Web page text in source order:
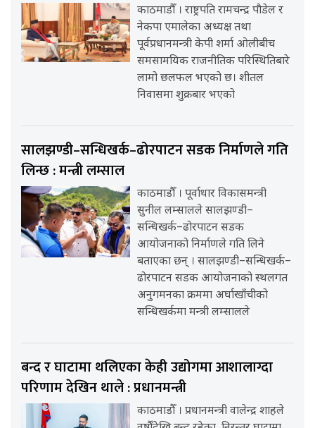
काठमाडौँ । राष्ट्रपति रामचन्द्र पौडेल र
नेकपा एमालेका अध्यक्ष तथा
पूर्वप्रधानमन्त्री केपी शर्मा ओलीबीच
समसामयिक राजनीतिक परिस्थितिबारे
लामो छलफल भएको छ। शीतल
निवासमा शुक्रबार भएको
सालझण्डी–सन्धिखर्क–ढोरपाटन सडक निर्माणले गति
लिन्छ : मन्त्री लम्साल
काठमाडौँ । पूर्वाधार विकासमन्त्री
सुनील लम्सालले सालझण्डी–
सन्धिखर्क–ढोरपाटन सडक
आयोजनाको निर्माणले गति लिने
बताएका छन् । सालझण्डी–सन्धिखर्क–
ढोरपाटन सडक आयोजनाको स्थलगत
अनुगमनका क्रममा अर्घाखाँचीको
सन्धिखर्कमा मन्त्री लम्सालले
बन्द र घाटामा थलिएका केही उद्योगमा आशालाग्दा
परिणाम देखिन थाले : प्रधानमन्त्री
काठमाडौँ । प्रधानमन्त्री वालेन्द्र शाहले